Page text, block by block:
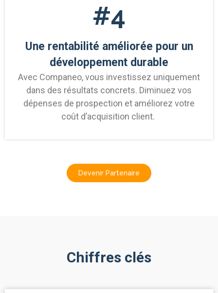
#4
Une rentabilité améliorée pour un
développement durable
Avec Companeo, vous investissez uniquement
dans des résultats concrets. Diminuez vos
dépenses de prospection et améliorez votre
coût d’acquisition client.
Devenir Partenaire
Chiffres clés